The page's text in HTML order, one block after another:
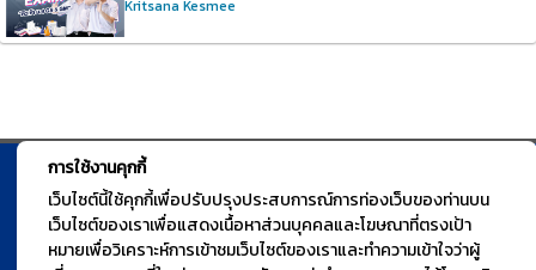
Kritsana Kesmee
การใช้งานคุกกี้
เว็บไซต์นี้ใช้คุกกี้เพื่อปรับปรุงประสบการณ์การท่องเว็บของท่านบน
เว็บไซต์ของเราเพื่อแสดงเนื้อหาส่วนบุคคลและโฆษณาที่ตรงเป้า
หมายเพื่อวิเคราะห์การเข้าชมเว็บไซต์ของเราและทำความเข้าใจว่าผู้
© TGURU.online 2026 All right reserved. v1.0 Powered by Course
Square